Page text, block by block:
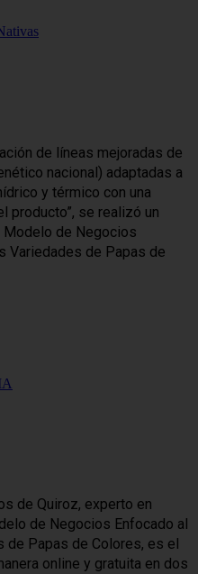
de líneas mejoradas de
nacional) adaptadas a
y térmico con una
producto”, se realizó un
Modelo de Negocios
Variedades de Papas de
de Quiroz, experto en
de Negocios Enfocado al
de Papas de Colores, es el
online y gratuita en dos